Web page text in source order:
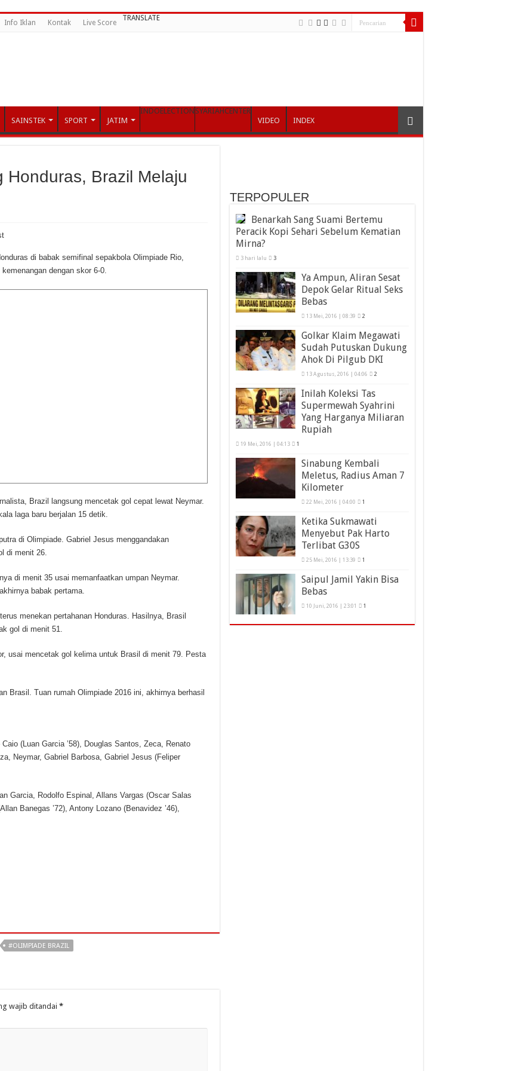
Info Iklan Kontak Live Score
TRANSLATE
SAINSTEK SPORT JATIM
INDOELECTION SYARIAHCENTER
VIDEO
INDEX
Honduras, Brazil Melaju
di babak semifinal sepakbola Olimpiade Rio,
dengan skor 6-0.
Brazil langsung mencetak gol cepat lewat Neymar.
laga baru berjalan 15 detik.
di Olimpiade. Gabriel Jesus menggandakan
di menit 26.
di menit 35 usai memanfaatkan umpan Neymar.
babak pertama.
menekan pertahanan Honduras. Hasilnya, Brasil
gol di menit 51.
usai mencetak gol kelima untuk Brasil di menit 79. Pesta
Brasil. Tuan rumah Olimpiade 2016 ini, akhirnya berhasil
(Luan Garcia ’58), Douglas Santos, Zeca, Renato
Neymar, Gabriel Barbosa, Gabriel Jesus (Feliper
Garcia, Rodolfo Espinal, Allans Vargas (Oscar Salas
Banegas ’72), Antony Lozano (Benavidez ’46),
#OLIMPIADE BRAZIL
wajib ditandai *
TERPOPULER
Benarkah Sang Suami Bertemu
Peracik Kopi Sehari Sebelum Kematian
Mirna?
3 hari lalu 3
Ya Ampun, Aliran Sesat
Depok Gelar Ritual Seks
Bebas
13 Mei, 2016 | 08:39 2
Golkar Klaim Megawati
Sudah Putuskan Dukung
Ahok Di Pilgub DKI
13 Agustus, 2016 | 04:06 2
Inilah Koleksi Tas
Supermewah Syahrini
Yang Harganya Miliaran
Rupiah
19 Mei, 2016 | 04:13 1
Sinabung Kembali
Meletus, Radius Aman 7
Kilometer
22 Mei, 2016 | 04:00 1
Ketika Sukmawati
Menyebut Pak Harto
Terlibat G30S
25 Mei, 2016 | 13:39 1
Saipul Jamil Yakin Bisa
Bebas
10 Juni, 2016 | 23:01 1